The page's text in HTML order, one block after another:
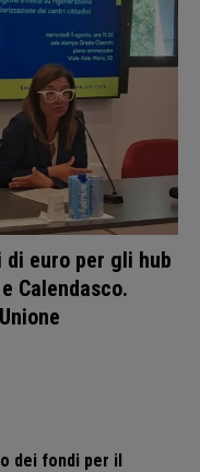
di euro per gli hub
Calendasco.
dei fondi per il